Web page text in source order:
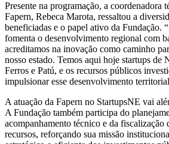
Presente na programação, a coordenadora
Fapern, Rebeca Marota, ressaltou a
beneficiadas e o papel ativo da Fundação.
fomenta o desenvolvimento regional com
acreditamos na inovação como caminho
nosso estado. Temos aqui hoje startups de
Ferros e Patú, e os recursos públicos
impulsionar esse desenvolvimento
A atuação da Fapern no StartupsNE vai
A Fundação também participa do
acompanhamento técnico e da fiscalização
recursos, reforçando sua missão